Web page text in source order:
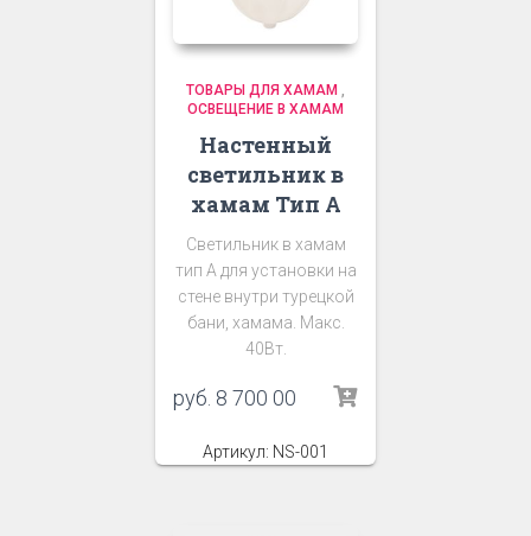
ТОВАРЫ ДЛЯ ХАМАМ
ОСВЕЩЕНИЕ В ХАМАМ
Настенный
светильник в
хамам Тип А
Светильник в хамам
тип А для установки на
стене внутри турецкой
бани, хамама. Макс.
40Вт.
руб. 8 700 00
Артикул: NS-001